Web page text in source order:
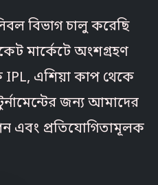
বিভাগ চালু করেছি
মার্কেটে অংশগ্রহণ
IPL, এশিয়া কাপ থেকে
জন্য আমাদের
এবং প্রতিযোগিতামূলক